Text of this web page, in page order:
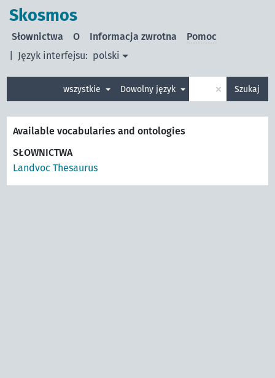
Skosmos
Język interfejsu: polski
Słownictwa O Informacja zwrotna Pomoc
wszystkie Dowolny język × Szukaj
Available vocabularies and ontologies
SŁOWNICTWA
Landvoc Thesaurus